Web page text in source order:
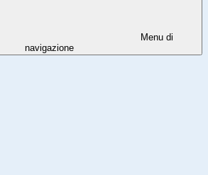
Menu di
navigazione